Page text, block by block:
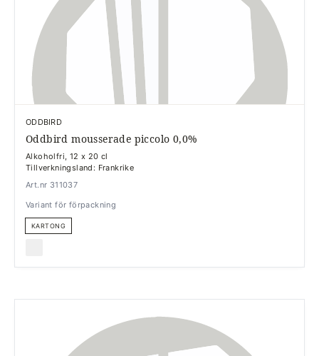
ODDBIRD
Oddbird mousserade piccolo 0,0%
Alkoholfri, 12 x 20 cl
Tillverkningsland: Frankrike
Art.nr 311037
Variant för förpackning
KARTONG